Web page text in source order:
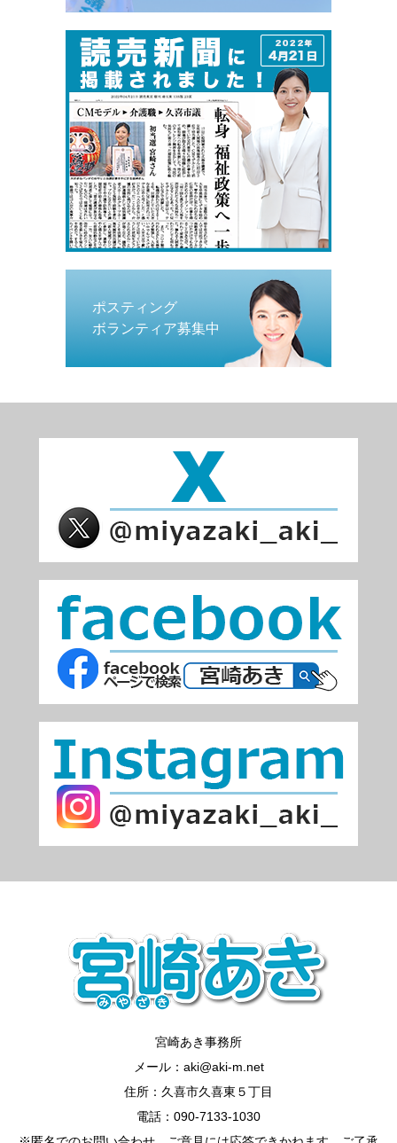
ポスティング
ボランティア募集中
宮崎あき事務所
メール：aki@aki-m.net
住所：久喜市久喜東５丁目
電話：090-7133-1030